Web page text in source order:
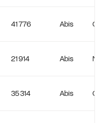
41 776 Abis Oui
21 914 Abis
35 314 Abis Oui